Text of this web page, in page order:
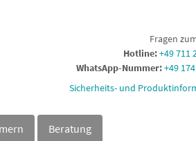
Fragen
Hotline:+49 711
WhatsApp-Nummer:+49
Sicherheits- und
Beratung